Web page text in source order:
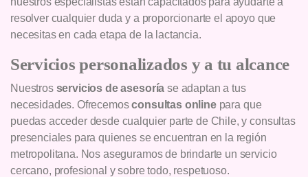
resolver cualquier duda y a proporcionarte el apoyo que
necesitas en cada etapa de la lactancia.
Servicios personalizados y a tu alcance
Nuestros servicios de asesoría se adaptan a tus
necesidades. Ofrecemosconsultas onlinepara que
puedas acceder desde cualquier parte de Chile, y consultas
presenciales para quienes se encuentran en la región
metropolitana. Nos aseguramos de brindarte un servicio
cercano, profesional y sobre todo, respetuoso.